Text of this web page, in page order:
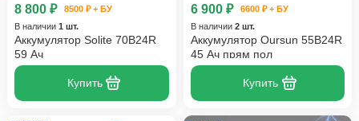
8 800 ₽
8500 ₽ + БУ
В наличии 1 шт.
Аккумулятор Solite 70B24R
59 Ач
Купить
6 900 ₽
6600 ₽ + БУ
В наличии 2 шт.
Аккумулятор Oursun 55B24R
45 Ач прям пол
Купить